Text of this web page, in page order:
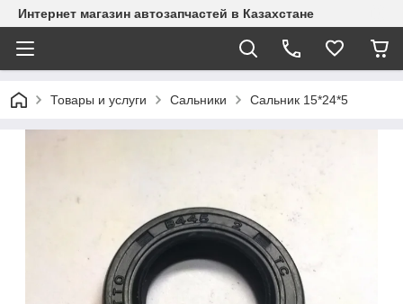
Интернет магазин автозапчастей в Казахстане
Товары и услуги Сальники Сальник 15*24*5